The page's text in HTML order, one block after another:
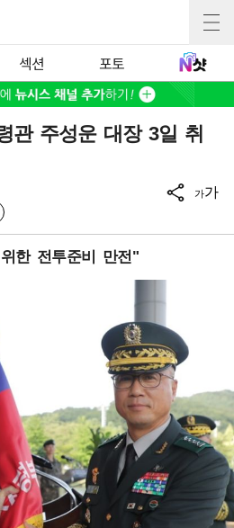
섹션 포토
관 주성운 대장 3일 취
가가
한 전투준비 만전"